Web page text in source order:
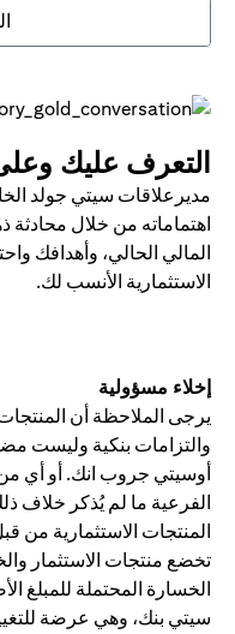
التعرف عليك
مديرعلاقات سيتي جولد
اهتماماته من خلال
المالي الحالي، وأهدافك
الاستثمارية الأنسب لك.
إخلاء مسؤولية
يرجى الملاحظة أن المنتجات
والتزامات بنكية وليست
أوسيتي جروب انك. أو أي من
الفرعية ما لم يُذكر خلاف
المنتجات الاستثمارية من
تخضع منتجات الاستثمار
الخسارة المحتملة للمبلغ
سيتي بنك، وهي عرضة